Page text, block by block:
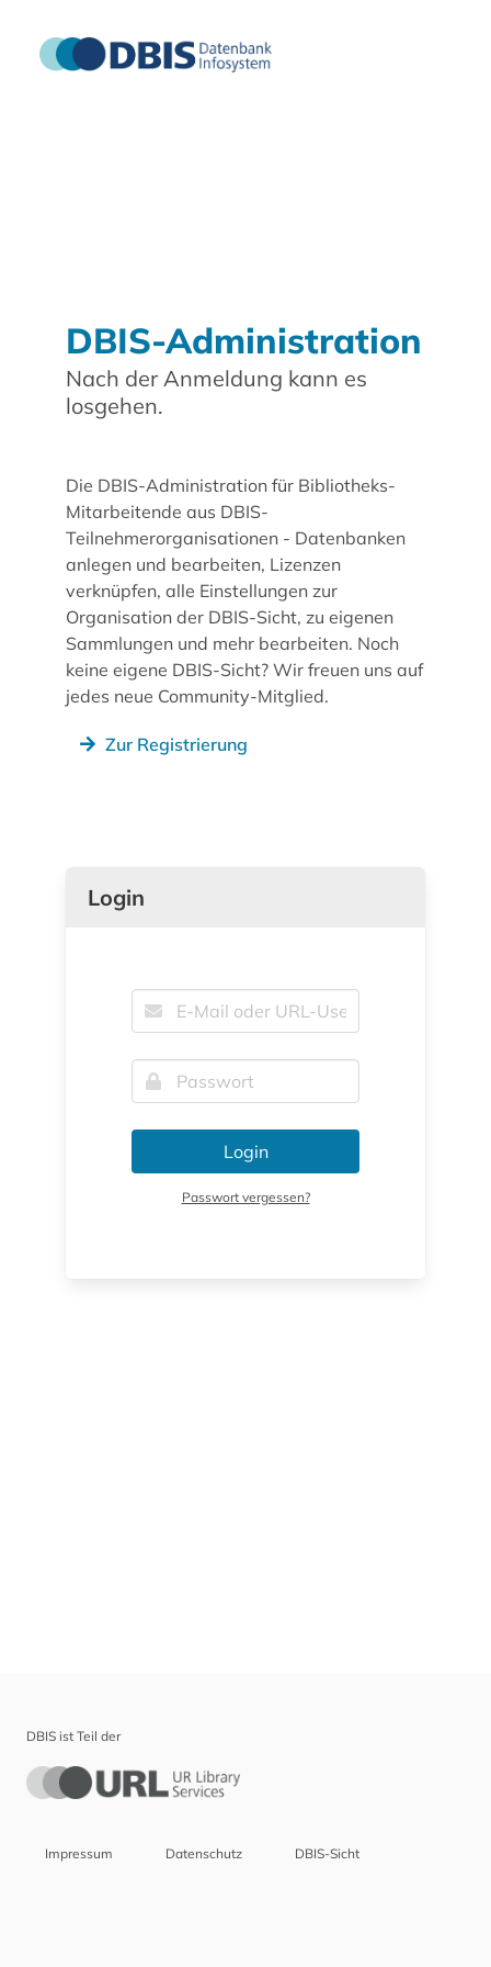
DBIS-Administration
Nach der Anmeldung kann es
losgehen.
Die DBIS-Administration für Bibliotheks-
Mitarbeitende aus DBIS-
Teilnehmerorganisationen - Datenbanken
anlegen und bearbeiten, Lizenzen
verknüpfen, alle Einstellungen zur
Organisation der DBIS-Sicht, zu eigenen
Sammlungen und mehr bearbeiten. Noch
keine eigene DBIS-Sicht? Wir freuen uns auf
jedes neue Community-Mitglied.
Zur Registrierung
Login
Login
Passwort vergessen?
DBIS ist Teil der
Impressum Datenschutz DBIS-Sicht